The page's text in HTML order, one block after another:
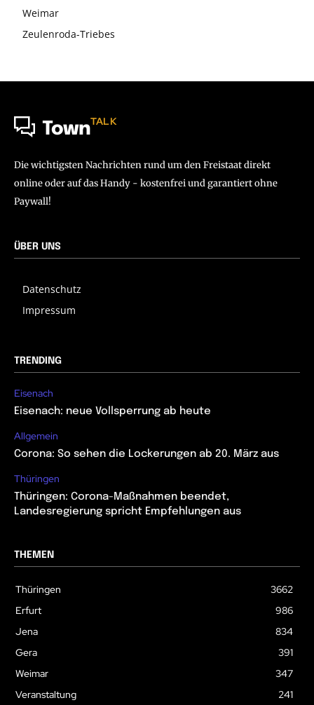
Weimar
Zeulenroda-Triebes
TownTALK
Die wichtigsten Nachrichten rund um den Freistaat direkt
online oder auf das Handy - kostenfrei und garantiert ohne
Paywall!
ÜBER UNS
Datenschutz
Impressum
TRENDING
Eisenach
Eisenach: neue Vollsperrung ab heute
Allgemein
Corona: So sehen die Lockerungen ab 20. März aus
Thüringen
Thüringen: Corona-Maßnahmen beendet,
Landesregierung spricht Empfehlungen aus
THEMEN
Thüringen
3662
Erfurt
986
Jena
834
Gera
391
Weimar
347
Veranstaltung
241